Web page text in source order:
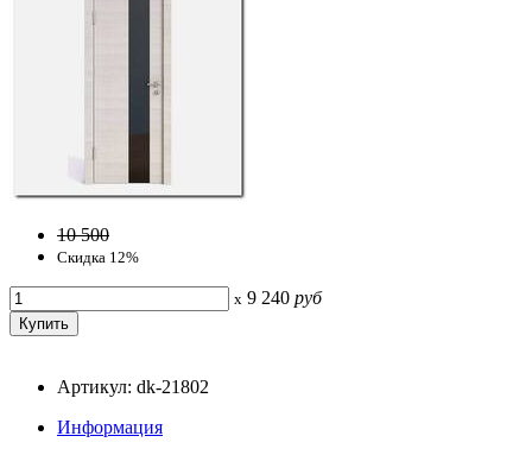
10 500
Скидка 12%
x 9 240 руб
Артикул: dk-21802
Информация